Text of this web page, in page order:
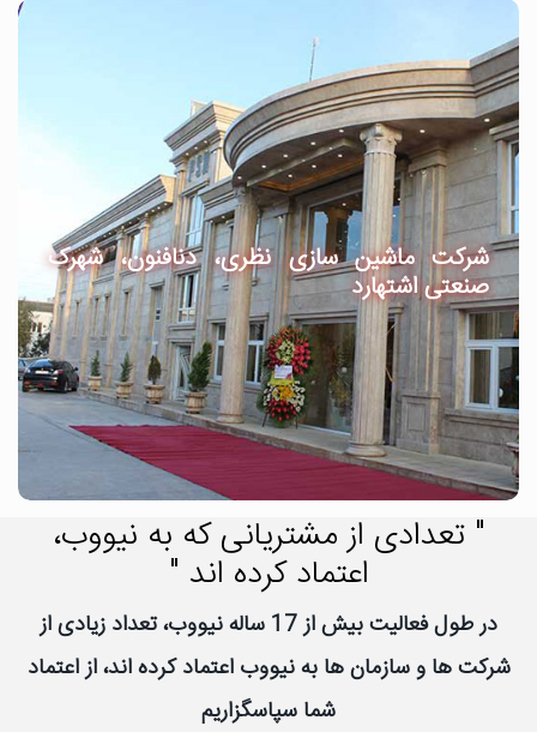
شرکت ماشین سازی نظری، دنافنون، شهرک
صنعتی اشتهارد
" تعدادی از مشتریانی که به نیووب،
اعتماد کرده اند "
در طول فعالیت بیش از 17 ساله نیووب، تعداد زیادی از
شرکت ها و سازمان ها به نیووب اعتماد کرده اند، از اعتماد
شما سپاسگزاریم